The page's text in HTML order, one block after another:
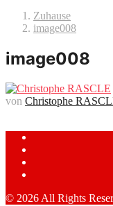
Zuhause
image008
image008
von Christophe
© 2026 All Rights